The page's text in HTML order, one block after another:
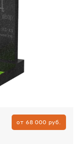
от 68 000 руб.